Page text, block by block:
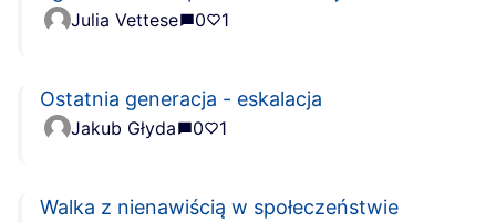
Julia Vettese 0 1
Ostatnia generacja - eskalacja
Jakub Głyda 0 1
Walka z nienawiścią w społeczeństwie